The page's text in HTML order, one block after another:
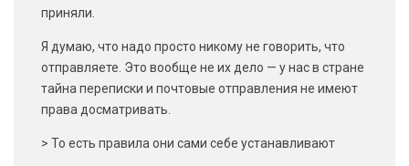
приняли.
Я думаю, что надо просто никому не говорить, что
отправляете. Это вообще не их дело — у нас в стране
тайна переписки и почтовые отправления не имеют
права досматривать.
> То есть правила они сами себе устанавливают